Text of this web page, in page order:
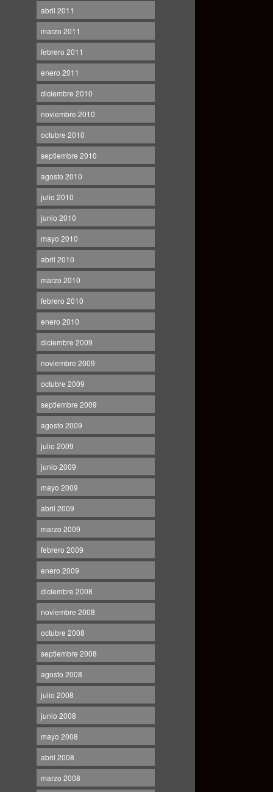
abril 2011
marzo 2011
febrero 2011
enero 2011
diciembre 2010
noviembre 2010
octubre 2010
septiembre 2010
agosto 2010
julio 2010
junio 2010
mayo 2010
abril 2010
marzo 2010
febrero 2010
enero 2010
diciembre 2009
noviembre 2009
octubre 2009
septiembre 2009
agosto 2009
julio 2009
junio 2009
mayo 2009
abril 2009
marzo 2009
febrero 2009
enero 2009
diciembre 2008
noviembre 2008
octubre 2008
septiembre 2008
agosto 2008
julio 2008
junio 2008
mayo 2008
abril 2008
marzo 2008